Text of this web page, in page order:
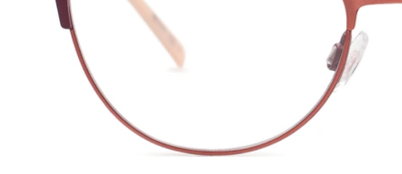
39 mm
Glashöhe
52 mm
Glasbreite
Glasbreite